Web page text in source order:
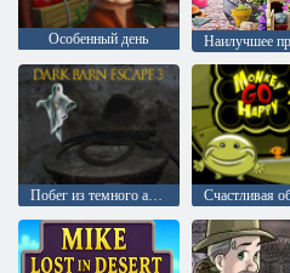
Особенный день
Побег из темного амбара 3